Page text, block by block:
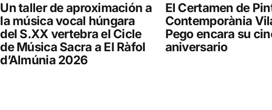
Un taller de aproximación a
la música vocal húngara
del S.XX vertebra el Cicle
de Música Sacra a El Ràfol
d’Almúnia 2026
El Certamen de
Contemporània
Pego encara su
aniversario